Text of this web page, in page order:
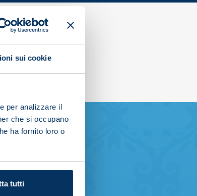
sui cookie
per analizzare il
che si occupano
ha fornito loro o
tutti